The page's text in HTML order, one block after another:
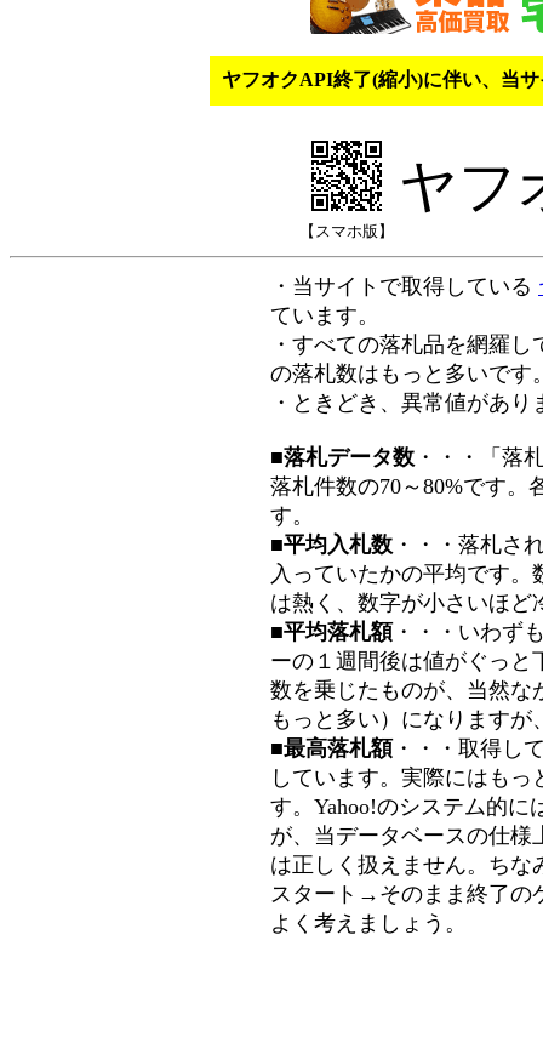
ヤフオクAPI終了(縮小)に伴い、当
【スマホ版】
ヤフ
・当サイトで取得している
ています。
・すべての落札品を網羅
の落札数はもっと多いです
・ときどき、異常値があ
■落札データ数 ・・・「落
落札件数の70～80%です。
す。
■平均入札数 ・・・落札さ
入っていたかの平均です
は熱く、数字が小さいほど
■平均落札額 ・・・いわず
ーの１週間後は値がぐっと
数を乗じたものが、当然な
もっと多い）になります
■最高落札額 ・・・取得し
しています。実際にはも
す。Yahoo!のシステム的に
が、当データベースの仕様
は正しく扱えません。ちな
スタート→そのまま終了の
よく考えましょう。